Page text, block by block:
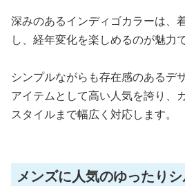
深みのあるインディゴカラーは、
し、経年変化を楽しめるのが魅力で
シンプルながらも存在感のあるデ
アイテムとして高い人気を誇り、
スタイルまで幅広く対応します。
メンズに人気のゆったり